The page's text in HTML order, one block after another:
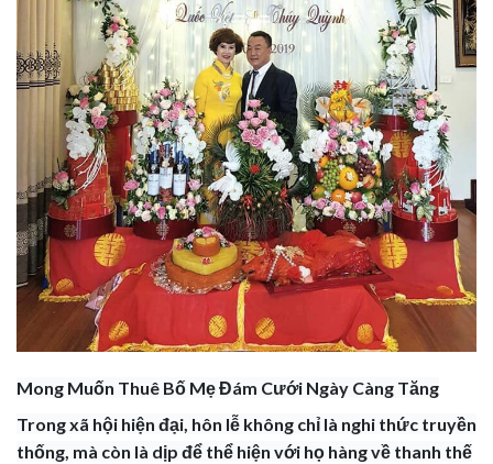
Mong Muốn Thuê Bố Mẹ Đám Cưới Ngày Càng Tăng
Trong xã hội hiện đại, hôn lễ không chỉ là nghi thức truyền
thống, mà còn là dịp để thể hiện với họ hàng về thanh thế